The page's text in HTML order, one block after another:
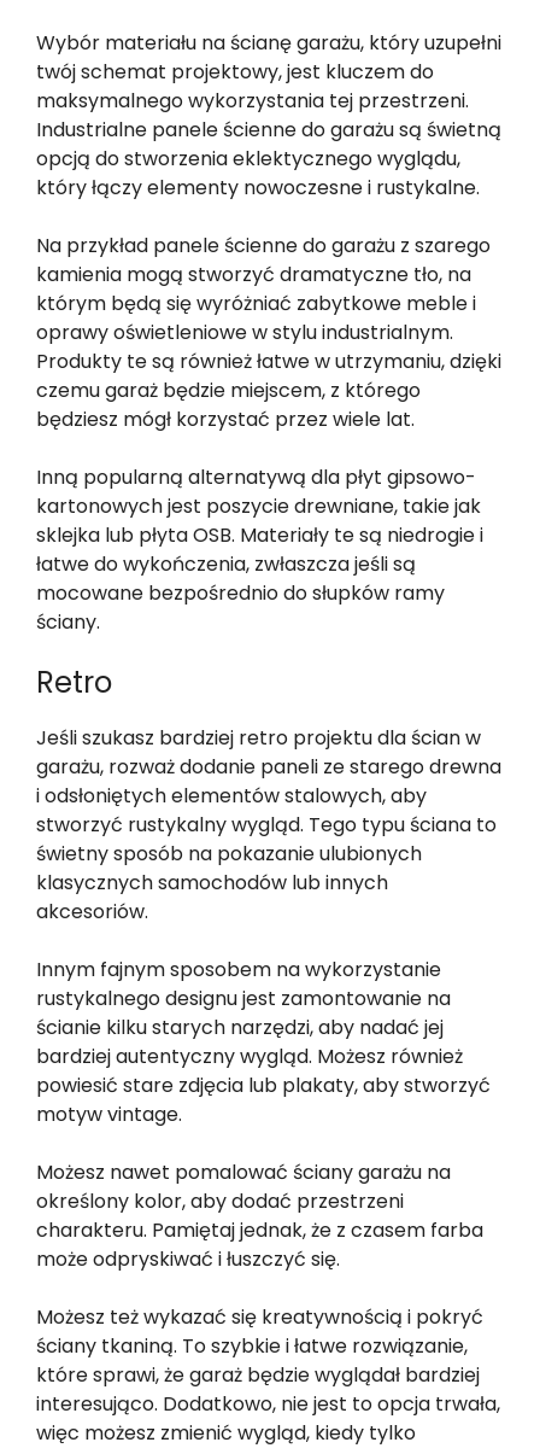
Wybór materiału na ścianę garażu, który uzupełni
twój schemat projektowy, jest kluczem do
maksymalnego wykorzystania tej przestrzeni.
Industrialne panele ścienne do garażu są świetną
opcją do stworzenia eklektycznego wyglądu,
który łączy elementy nowoczesne i rustykalne.
Na przykład panele ścienne do garażu z szarego
kamienia mogą stworzyć dramatyczne tło, na
którym będą się wyróżniać zabytkowe meble i
oprawy oświetleniowe w stylu industrialnym.
Produkty te są również łatwe w utrzymaniu, dzięki
czemu garaż będzie miejscem, z którego
będziesz mógł korzystać przez wiele lat.
Inną popularną alternatywą dla płyt gipsowo-
kartonowych jest poszycie drewniane, takie jak
sklejka lub płyta OSB. Materiały te są niedrogie i
łatwe do wykończenia, zwłaszcza jeśli są
mocowane bezpośrednio do słupków ramy
ściany.
Retro
Jeśli szukasz bardziej retro projektu dla ścian w
garażu, rozważ dodanie paneli ze starego drewna
i odsłoniętych elementów stalowych, aby
stworzyć rustykalny wygląd. Tego typu ściana to
świetny sposób na pokazanie ulubionych
klasycznych samochodów lub innych
akcesoriów.
Innym fajnym sposobem na wykorzystanie
rustykalnego designu jest zamontowanie na
ścianie kilku starych narzędzi, aby nadać jej
bardziej autentyczny wygląd. Możesz również
powiesić stare zdjęcia lub plakaty, aby stworzyć
motyw vintage.
Możesz nawet pomalować ściany garażu na
określony kolor, aby dodać przestrzeni
charakteru. Pamiętaj jednak, że z czasem farba
może odpryskiwać i łuszczyć się.
Możesz też wykazać się kreatywnością i pokryć
ściany tkaniną. To szybkie i łatwe rozwiązanie,
które sprawi, że garaż będzie wyglądał bardziej
interesująco. Dodatkowo, nie jest to opcja trwała,
więc możesz zmienić wygląd, kiedy tylko